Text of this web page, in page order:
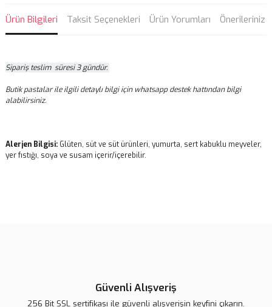
Ürün Bilgileri Taksit Seçenekleri Ürün Yorumları Önerileriniz
Sipariş teslim süresi 3 gündür.
Butik pastalar ile ilgili detaylı bilgi için whatsapp destek hattından bilgi
alabilirsiniz.
Alerjen Bilgisi: Glüten, süt ve süt ürünleri, yumurta, sert kabuklu meyveler,
yer fıstığı, soya ve susam içerir/içerebilir.
Güvenli Alışveriş
256 Bit SSL sertifikası ile güvenli alışverişin keyfini çıkarın.